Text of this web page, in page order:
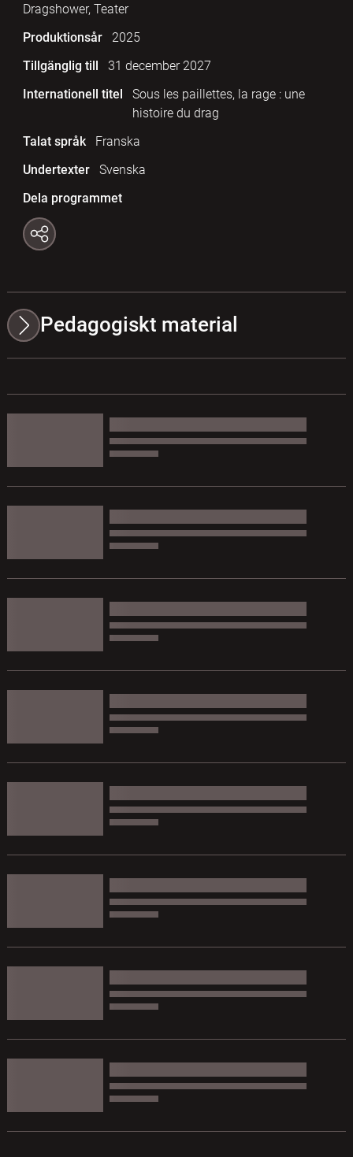
Dragshower, Teater
Produktionsår
2025
Tillgänglig till
31 december 2027
Internationell titel
Sous les paillettes, la rage : une
histoire du drag
Talat språk
Franska
Undertexter
Svenska
Dela programmet
Pedagogiskt material